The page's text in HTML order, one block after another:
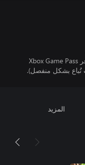
تتطلب اللعبة متعددة اللاعبين عبر الإنترنت توفر Xbox Game Pass
المزيد